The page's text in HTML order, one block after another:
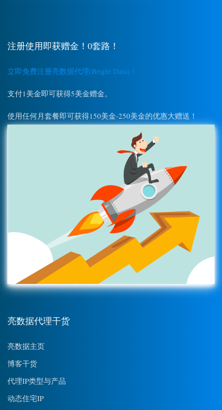
注册使用即获赠金！0套路！
立即免费注册亮数据代理(Bright Data)！
支付1美金即可获得5美金赠金。
使用任何月套餐即可获得150美金-250美金的优惠大赠送！
亮数据代理干货
亮数据主页
博客干货
代理IP类型与产品
动态住宅IP